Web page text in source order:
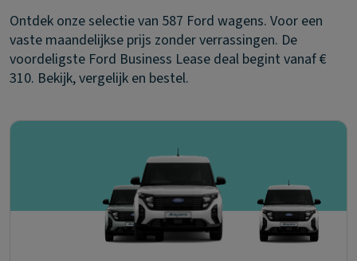
Ontdek onze selectie van 587 Ford wagens. Voor een
vaste maandelijkse prijs zonder verrassingen. De
voordeligste Ford Business Lease deal begint vanaf €
310. Bekijk, vergelijk en bestel.